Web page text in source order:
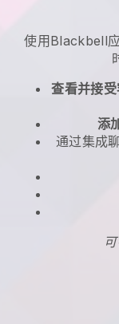
使用 Blackbell
查看并接
添
通过集成